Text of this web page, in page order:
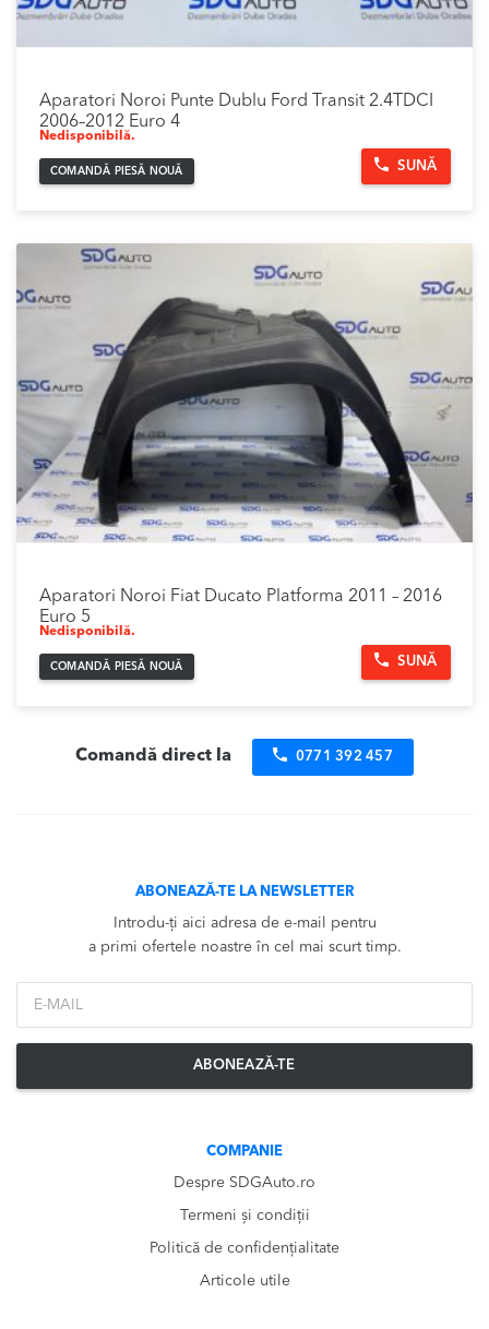
Aparatori Noroi Punte Dublu Ford Transit 2.4TDCI
2006–2012 Euro 4
Nedisponibilă.
COMANDĂ PIESĂ NOUĂ SUNĂ
Aparatori Noroi Fiat Ducato Platforma 2011 – 2016
Euro 5
Nedisponibilă.
COMANDĂ PIESĂ NOUĂ SUNĂ
Comandă direct la 0771 392 457
ABONEAZĂ-TE LA NEWSLETTER
Introdu-ți aici adresa de e-mail pentru
a primi ofertele noastre în cel mai scurt timp.
ABONEAZĂ-TE
COMPANIE
Despre SDGAuto.ro
Termeni și condiții
Politică de confidențialitate
Articole utile